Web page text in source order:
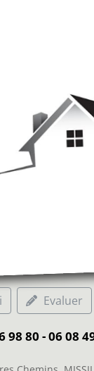
Evaluer
98 80 - 06 08